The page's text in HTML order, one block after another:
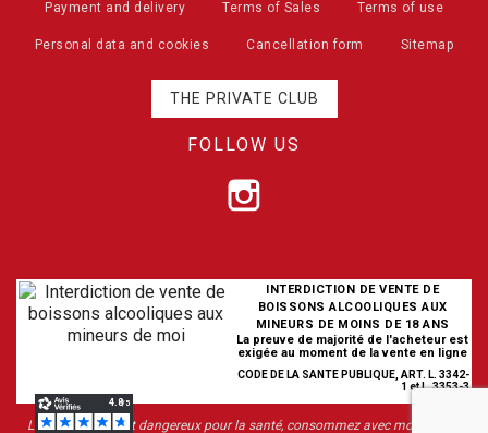
Payment and delivery Terms of Sales Terms of use
Personal data and cookies Cancellation form Sitemap
THE PRIVATE CLUB
FOLLOW US
INTERDICTION DE VENTE DE
BOISSONS ALCOOLIQUES AUX
MINEURS DE MOINS DE 18 ANS
La preuve de majorité de l'acheteur est
exigée au moment de la vente en ligne
CODE DE LA SANTE PUBLIQUE, ART. L. 3342-
1 et L. 3353-3
L’abus d’alcool est dangereux pour la santé, consommez avec modération